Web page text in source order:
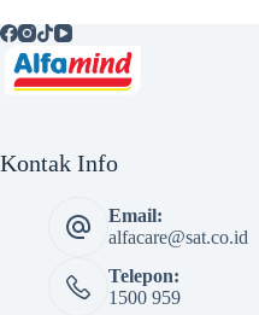
Kontak Info
Email:
alfacare@sat.co.id
Telepon:
1500 959